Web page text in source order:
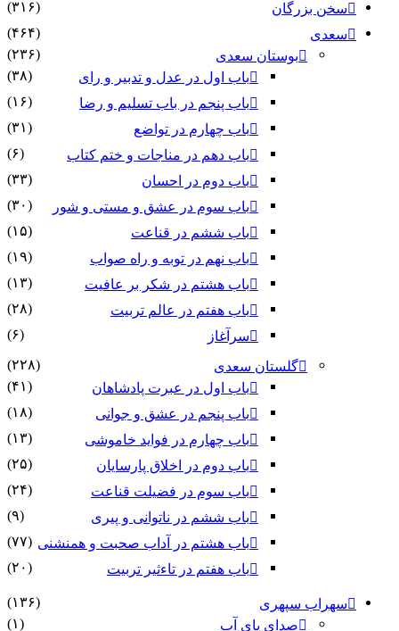
سخن بزرگان
(۳۱۶)
سعدی
(۴۶۴)
بوستان سعدی
(۲۳۶)
باب اول در عدل و تدبیر و رای
(۳۸)
باب پنجم در باب تسلیم و رضا
(۱۶)
باب چهارم در تواضع
(۳۱)
باب دهم در مناجات و ختم کتاب
(۶)
باب دوم در احسان
(۳۳)
باب سوم در عشق و مستی و شور
(۳۰)
باب ششم در قناعت
(۱۵)
باب نهم در توبه و راه صواب
(۱۹)
باب هشتم در شکر بر عافیت
(۱۳)
باب هفتم در عالم تربیت
(۲۸)
سرآغاز
(۶)
گلستان سعدی
(۲۲۸)
باب اول در عبرت پادشاهان
(۴۱)
باب پنجم در عشق و جوانى
(۱۸)
باب چهارم در فواید خاموشى
(۱۳)
باب دوم در اخلاق پارسایان
(۲۵)
باب سوم در فضیلت قناعت
(۲۴)
باب ششم در ناتوانى و پیرى
(۹)
باب هشتم در آداب صحبت و همنشنى (۷۷)
باب هفتم در تاءثیر تربیت
(۲۰)
سهراب سپهری
(۱۳۶)
صدای پای آب
(۱)